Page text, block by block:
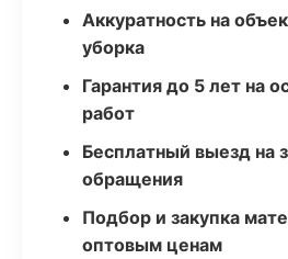
Аккуратность на
уборка
Гарантия до 5 лет на
работ
Бесплатный выезд на
обращения
Подбор и закупка
оптовым ценам